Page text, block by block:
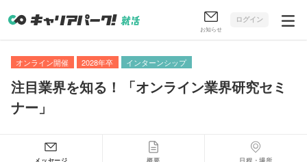
お知らせ
ログイン
オンライン開催 2028年卒 インターンシップ
注目業界を知る！ 「オンライン業界研究セミ
ナー 」
メッセージ 概要 日程・場所